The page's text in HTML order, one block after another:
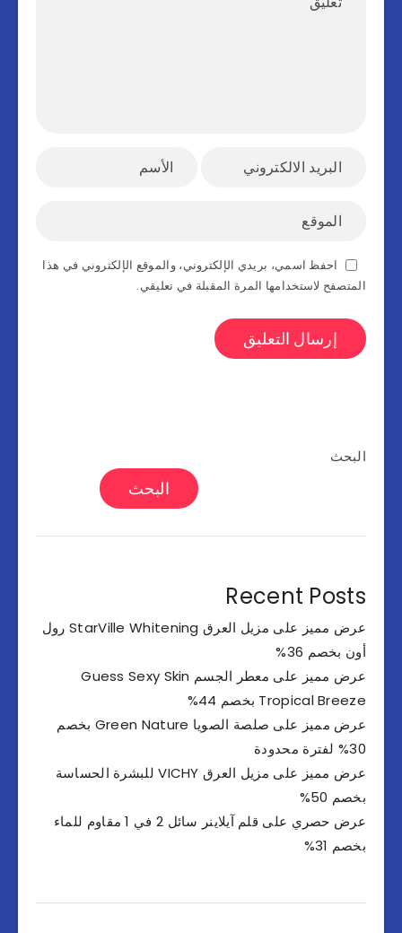
احفظ اسمي، بريدي الإلكتروني، والموقع الإلكتروني في هذا
المتصفح لاستخدامها المرة المقبلة في تعليقي.
البحث
البحث
Recent Posts
عرض مميز على مزيل العرق StarVille Whitening رول
أون بخصم 36%
عرض مميز على معطر الجسم Guess Sexy Skin
Tropical Breeze بخصم 44%
عرض مميز على صلصة الصويا Green Nature بخصم
30% لفترة محدودة
عرض مميز على مزيل العرق VICHY للبشرة الحساسة
بخصم 50%
عرض حصري على قلم آيلاينر سائل 2 في 1 مقاوم للماء
بخصم 31%